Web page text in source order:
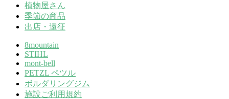
植物屋さん
季節の商品
出店・遠征
8mountain
STIHL
mont-bell
PETZL ペツル
ボルダリングジム
施設ご利用規約